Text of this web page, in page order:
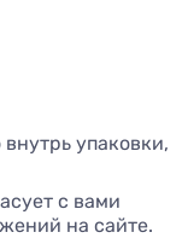
упаковки,
с вами
на сайте.